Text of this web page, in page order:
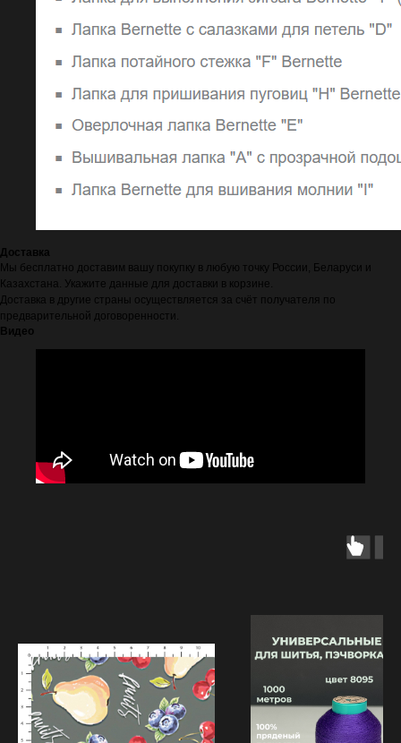
Доставка
Мы бесплатно доставим вашу покупку в любую точку России, Беларуси и
Казахстана. Укажите данные для доставки в корзине.
Доставка в другие страны осуществляется за счёт получателя по
предварительной договоренности.
Видео